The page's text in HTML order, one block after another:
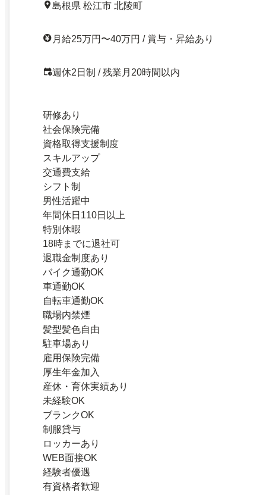
島根県 松江市 北陵町
月給25万円〜40万円 / 賞与・昇給あり
週休2日制 / 残業月20時間以内
研修あり
社会保険完備
資格取得支援制度
スキルアップ
交通費支給
シフト制
男性活躍中
年間休日110日以上
特別休暇
18時までに退社可
退職金制度あり
バイク通勤OK
車通勤OK
自転車通勤OK
職場内禁煙
髪型髪色自由
駐車場あり
雇用保険完備
厚生年金加入
産休・育休実績あり
未経験OK
ブランクOK
制服貸与
ロッカーあり
WEB面接OK
経験者優遇
有資格者歓迎